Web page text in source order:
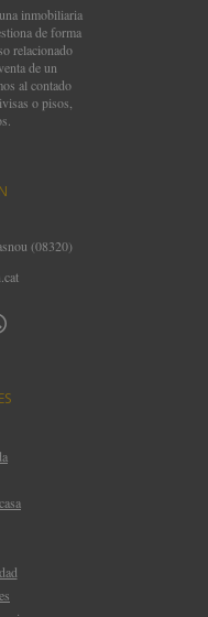
inmobiliaria
de forma
relacionado
de un
al contado
o pisos,
(08320)